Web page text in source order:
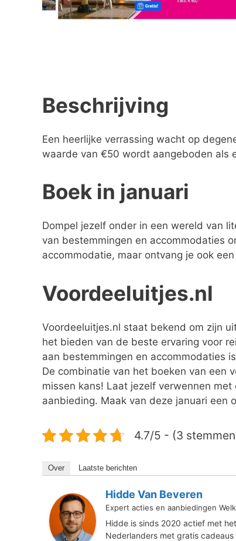
Beschrijving
Een heerlijke verrassing wacht op
waarde van €50 wordt aangeboden als
Boek in januari
Dompel jezelf onder in een wereld van
van bestemmingen en accommodaties
accommodatie, maar ontvang je ook
Voordeeluitjes.nl
Voordeeluitjes.nl staat bekend om zijn
het bieden van de beste ervaring voor
aan bestemmingen en accommodaties
De combinatie van het boeken van een
missen kans! Laat jezelf verwennen
aanbieding. Maak van deze januari een
4.7/5 - (3
Over Laatste berichten
Hidde Van Beveren
Expert acties en aanbiedingen
Hidde is sinds 2020 actief met
Nederlanders met gratis